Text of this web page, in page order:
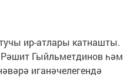
ир-атлары катнашты.
Гыйльметдинов һәм
иганәчелегендә